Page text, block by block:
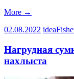
More →
02.08.2022
Нагрудная
нахлыста